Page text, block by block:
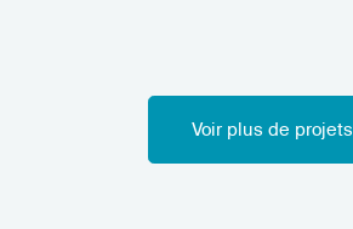
Voir plus de projets